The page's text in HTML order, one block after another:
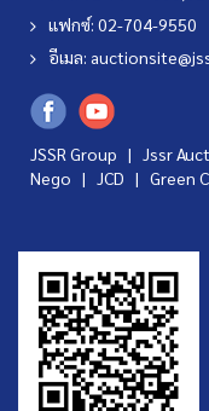
แฟกซ์: 02-704-9550
อีเมล:
JSSR Group | Jssr
Nego | JCD | Green